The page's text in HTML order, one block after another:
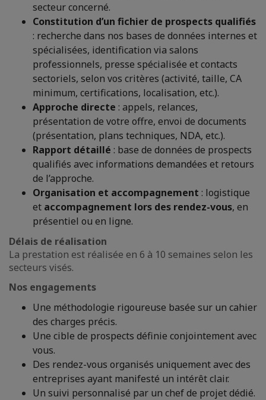
secteur concerné.
Constitution d’un fichier de prospects qualifiés
: recherche dans nos bases de données internes et
spécialisées, identification via salons
professionnels, presse spécialisée et contacts
sectoriels, selon vos critères (activité, taille, CA
minimum, certifications, localisation, etc.).
Approche directe : appels, relances,
présentation de votre offre, envoi de documents
(présentation, plans techniques, NDA, etc.).
Rapport détaillé : base de données de prospects
qualifiés avec informations demandées et retours
de l’approche.
Organisation et accompagnement : logistique
et accompagnement lors des rendez-vous, en
présentiel ou en ligne.
Délais de réalisation
La prestation est réalisée en 6 à 10 semaines selon les
secteurs visés.
Nos engagements
Une méthodologie rigoureuse basée sur un cahier
des charges précis.
Une cible de prospects définie conjointement avec
vous.
Des rendez-vous organisés uniquement avec des
entreprises ayant manifesté un intérêt clair.
Un suivi personnalisé par un chef de projet dédié.